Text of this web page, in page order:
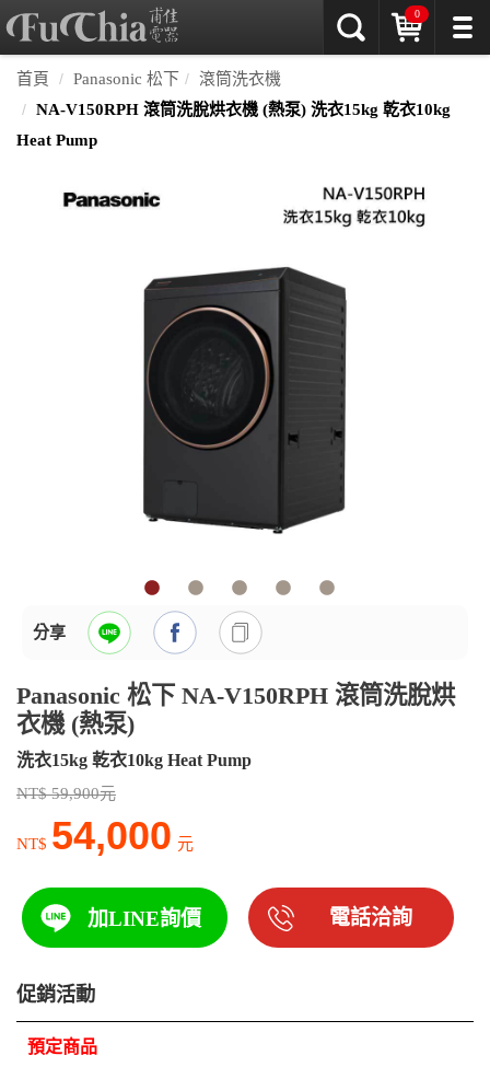
0
首頁 Panasonic 松下
滾筒洗衣機
NA-V150RPH 滾筒洗脫烘衣機 (熱泵) 洗衣15kg 乾衣10kg
Heat Pump
分享
Panasonic 松下 NA-V150RPH 滾筒洗脫烘
衣機 (熱泵)
洗衣15kg 乾衣10kg Heat Pump
NT$ 59,900元
NT$ 54,000 元
加LINE詢價 電話洽詢
促銷活動
預定商品